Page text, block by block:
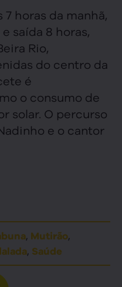
horas da manhã,
saída 8 horas,
Rio,
do centro da
é
o consumo de
solar. O percurso
e o cantor
, Mutirão,
, Saúde